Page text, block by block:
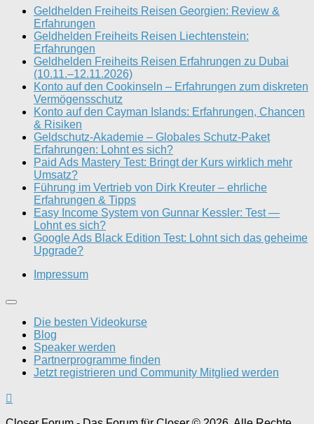
Geldhelden Freiheits Reisen Georgien: Review &
Erfahrungen
Geldhelden Freiheits Reisen Liechtenstein:
Erfahrungen
Geldhelden Freiheits Reisen Erfahrungen zu Dubai
(10.11.–12.11.2026)
Konto auf den Cookinseln – Erfahrungen zum diskreten
Vermögensschutz
Konto auf den Cayman Islands: Erfahrungen, Chancen
& Risiken
Geldschutz-Akademie – Globales Schutz-Paket
Erfahrungen: Lohnt es sich?
Paid Ads Mastery Test: Bringt der Kurs wirklich mehr
Umsatz?
Führung im Vertrieb von Dirk Kreuter – ehrliche
Erfahrungen & Tipps
Easy Income System von Gunnar Kessler: Test —
Lohnt es sich?
Google Ads Black Edition Test: Lohnt sich das geheime
Upgrade?
Impressum
Die besten Videokurse
Blog
Speaker werden
Partnerprogramme finden
Jetzt registrieren und Community Mitglied werden